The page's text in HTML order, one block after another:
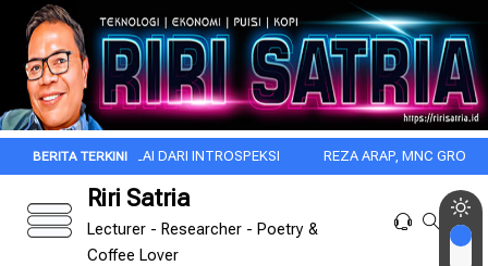
DIMULAI DARI INTROSPEKSI REZA ARAP, MNC GROUP, DAN
Riri Satria
Lecturer - Researcher - Poetry &
Coffee Lover